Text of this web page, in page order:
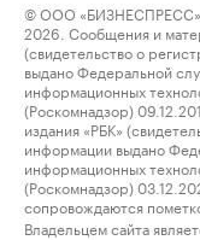
© ООО
2026. Сообщения и
(свидетельство о
выдано Федеральной
информационных
(Роскомнадзор)
издания «РБК»
информации выдано
информационных
(Роскомнадзор)
сопровождаются
Владельцем сайта